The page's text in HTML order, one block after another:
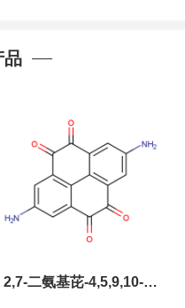
品
2,7-二氨基芘-4,5,9,10-四